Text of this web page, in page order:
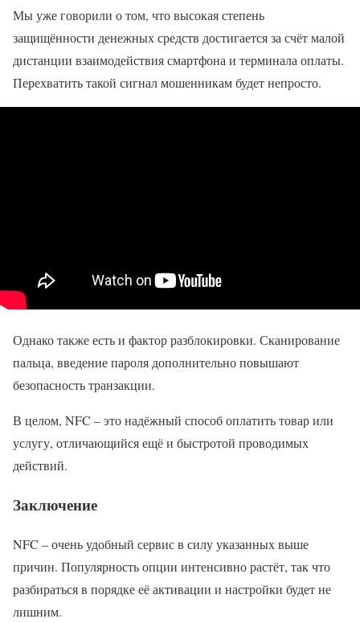
Мы уже говорили о том, что высокая степень
защищённости денежных средств достигается за счёт малой
дистанции взаимодействия смартфона и терминала оплаты.
Перехватить такой сигнал мошенникам будет непросто.
Однако также есть и фактор разблокировки. Сканирование
пальца, введение пароля дополнительно повышают
безопасность транзакции.
В целом, NFC – это надёжный способ оплатить товар или
услугу, отличающийся ещё и быстротой проводимых
действий.
Заключение
NFC – очень удобный сервис в силу указанных выше
причин. Популярность опции интенсивно растёт, так что
разбираться в порядке её активации и настройки будет не
лишним.